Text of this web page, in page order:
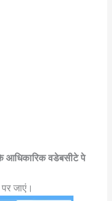
वडेबसीटे पे
जाएं।